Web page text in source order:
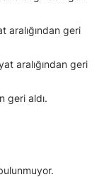
aralığından geri
aralığından geri
geri aldı.